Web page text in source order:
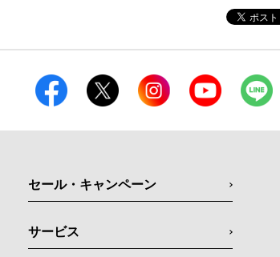
セール・キャンペーン
サービス